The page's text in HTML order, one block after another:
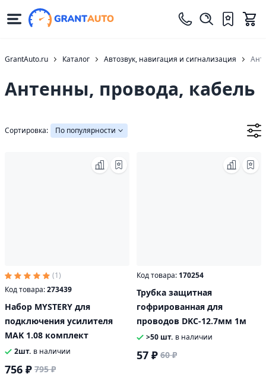
GrantAuto.ru Каталог Автозвук, навигация и сигнализация
Антенны, провода, кабель
Сортировка: По популярности
(1)
Код товара:273439
Набор MYSTERY для
подключения усилителя
MAK 1.08 комплект
2шт. в наличии
756 ₽ 795 ₽
Код товара: 170254
Трубка защитная
гофрированная для
проводов DKC-12.7мм 1м
>50 шт. в наличии
57 ₽ 60 ₽